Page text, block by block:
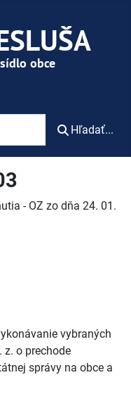
Hľadať...
- OZ zo dňa 24. 01.
vybraných
o prechode
správy na obce a